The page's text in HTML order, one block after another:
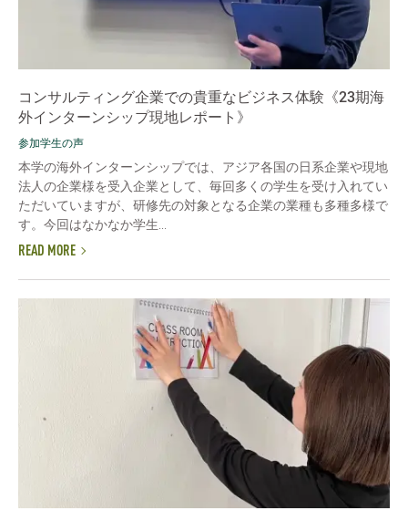
コンサルティング企業での貴重なビジネス体験《23期海
外インターンシップ現地レポート》
参加学生の声
本学の海外インターンシップでは、アジア各国の日系企業や現地
法人の企業様を受入企業として、毎回多くの学生を受け入れてい
ただいていますが、研修先の対象となる企業の業種も多種多様で
す。今回はなかなか学生...
READ MORE